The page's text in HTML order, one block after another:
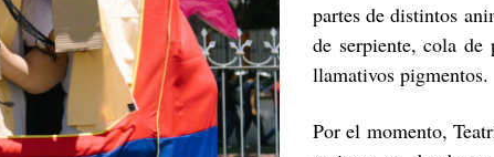
partes de distintos
de serpiente, cola de
llamativos pigmentos.
Por el momento,